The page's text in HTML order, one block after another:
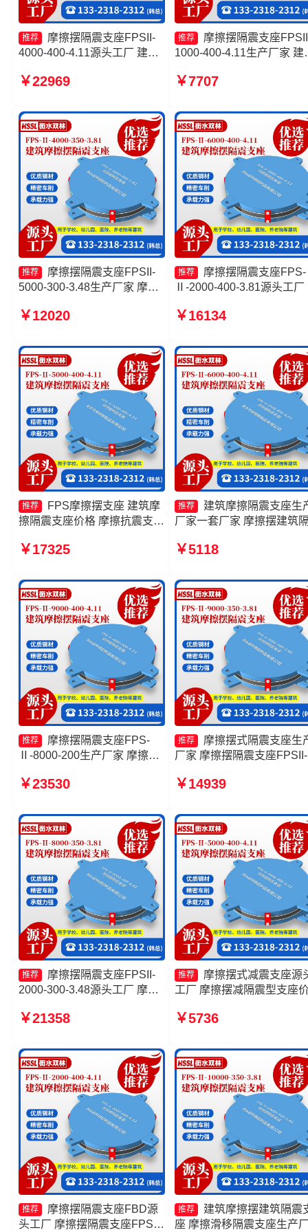
推荐
摩擦摆隔震支座FPSII-
4000-400-4.11源头工厂 建筑
震球形支座源头工厂 摩擦摆隔
￥22969
推荐
摩擦摆隔震支座
1000-400-4.11生产厂家 建
震支座 摩擦摆隔震支座
￥7707
推荐
摩擦摆隔震支座FPSII-
5000-300-3.48生产厂家 摩擦
4.11厂家 建筑摩擦摆隔振支座
震支座源头工厂
￥12020
推荐
摩擦摆隔震支座FPS-
Ⅱ-2000-400-3.81源头工厂
300-3.48 10000KN摩擦摆
座FPSII-7000-350-3.81源
工厂
￥16134
推荐
FPS摩擦摆支座 建筑摩
擦隔震支座价格 摩擦抗震支座
8000-350-3.81生产厂家
￥17325
推荐
建筑摩擦隔震支座生
厂家一套厂家 摩擦摆建筑
7000-400-4.11厂家 FPS隔
￥5118
推荐
摩擦摆隔震支座FPS-
Ⅱ-8000-200生产厂家 摩擦摆
4.11厂家 摩擦摆隔震支座
厂 摩擦摆式减震支座
￥23530
推荐
摩擦摆式隔震支座生
厂家 摩擦摆隔震支座FPSII-
摆隔震支座FPSII-4000-
座
￥14939
推荐
摩擦摆隔震支座FPSII-
2000-300-3.48源头工厂 摩擦
FPSII-5000-300-3.48厂家 建
￥21358
推荐
摩擦摆式减震支座源
工厂 摩擦摆减隔震型支座
400-4.11 FPS建筑摩擦摆
￥5736
推荐
摩擦摆隔震支座FBD源
头工厂 摩擦摆隔震支座FPSII-
推荐
建筑摩擦摆建筑隔震
座 摩擦滑移隔震支座生产